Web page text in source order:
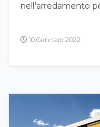
nell'arredamento
10 Gennaio 2022